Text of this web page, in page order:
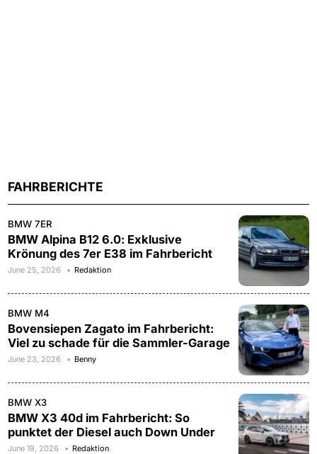
FAHRBERICHTE
BMW 7ER
BMW Alpina B12 6.0: Exklusive
Krönung des 7er E38 im Fahrbericht
June 25, 2026 Redaktion
BMW M4
Bovensiepen Zagato im Fahrbericht:
Viel zu schade für die Sammler-Garage
June 23, 2026 Benny
BMW X3
BMW X3 40d im Fahrbericht: So
punktet der Diesel auch Down Under
June 19, 2026 Redaktion